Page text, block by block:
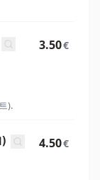
).
3.50€
4.50€